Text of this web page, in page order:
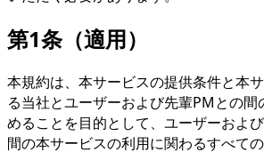
第1条（適用）
本規約は、本サービスの提供条件と本
る当社とユーザーおよび先輩PMとの間
めることを目的として、ユーザーおよ
間の本サービスの利用に関わるすべて